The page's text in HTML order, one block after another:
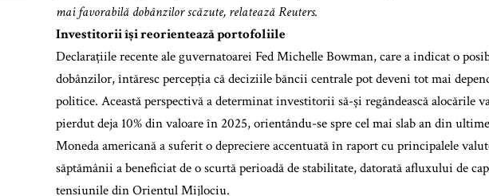
mai favorabilă dobânzilor scăzute, relatează Reuters.
Investitorii își reorientează portofoliile
Declarațiile recente ale guvernatoarei Fed Michelle Bowman, care a indicat o
dobânzilor, întăresc percepția că deciziile băncii centrale pot deveni tot mai
politice. Această perspectivă a determinat investitorii să-și regândească alocările
pierdut deja 10% din valoare în 2025, orientându-se spre cel mai slab an din
Moneda americană a suferit o depreciere accentuată în raport cu principalele
săptămânii a beneficiat de o scurtă perioadă de stabilitate, datorată afluxului de
tensiunile din Orientul Mijlociu.